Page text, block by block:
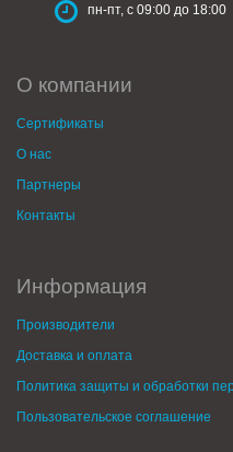
пн-пт, с 09:00 до 18:00
О компании
Сертификаты
О нас
Партнеры
Контакты
Информация
Производители
Доставка и оплата
Политика защиты и обработки
Пользовательское соглашение